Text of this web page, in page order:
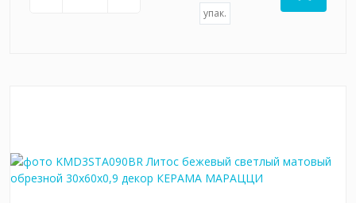
упак.